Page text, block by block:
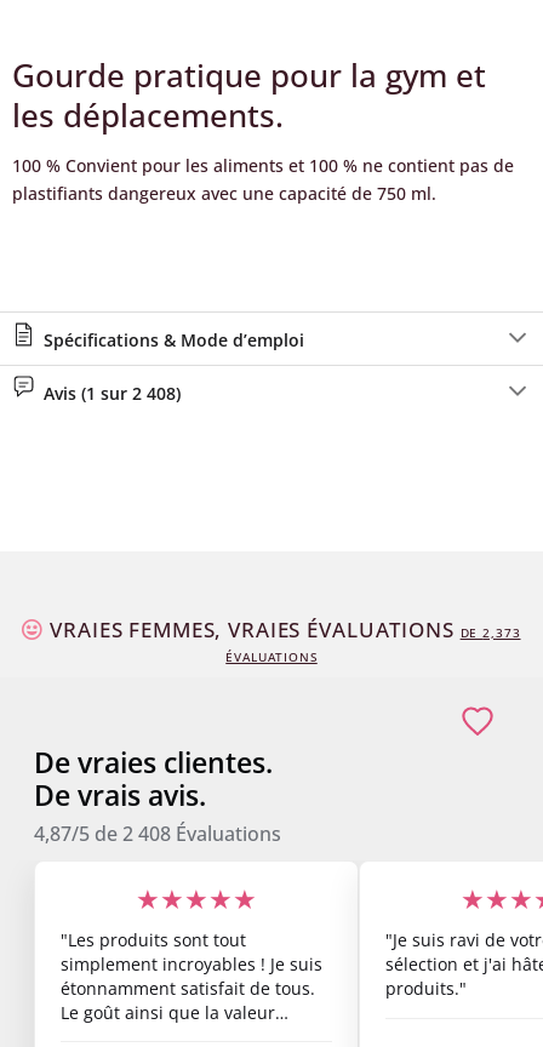
Gourde pratique pour la gym et
les déplacements.
100 % Convient pour les aliments et 100 % ne contient pas de
plastifiants dangereux avec une capacité de 750 ml.
Spécifications & Mode d’emploi
Avis (1 sur 2 408)
VRAIES FEMMES, VRAIES ÉVALUATIONS DE2,373
ÉVALUATIONS
De vraies clientes.
De vrais avis.
4,87/5 de2 408 Évaluations
★★★★★
"Les produits sont tout
simplement incroyables ! Je suis
étonnamment satisfait de tous.
Le goût ainsi que la valeur
"Je suis ravi de
sélection et j'ai
produits."